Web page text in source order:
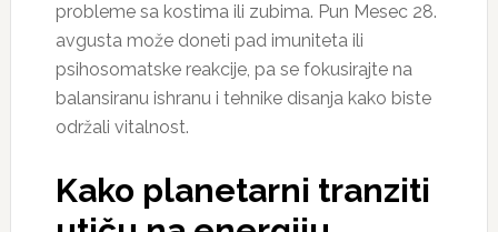
probleme sa kostima ili zubima. Pun Mesec 28.
avgusta može doneti pad imuniteta ili
psihosomatske reakcije, pa se fokusirajte na
balansiranu ishranu i tehnike disanja kako biste
održali vitalnost.
Kako planetarni tranziti